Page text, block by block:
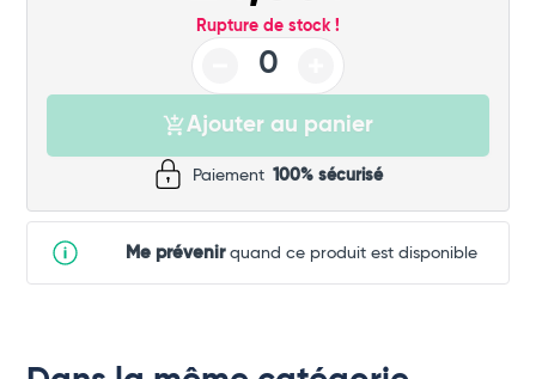
Rupture de stock !
Ajouter au panier
Paiement 100% sécurisé
Me prévenirquand ce produit est disponible